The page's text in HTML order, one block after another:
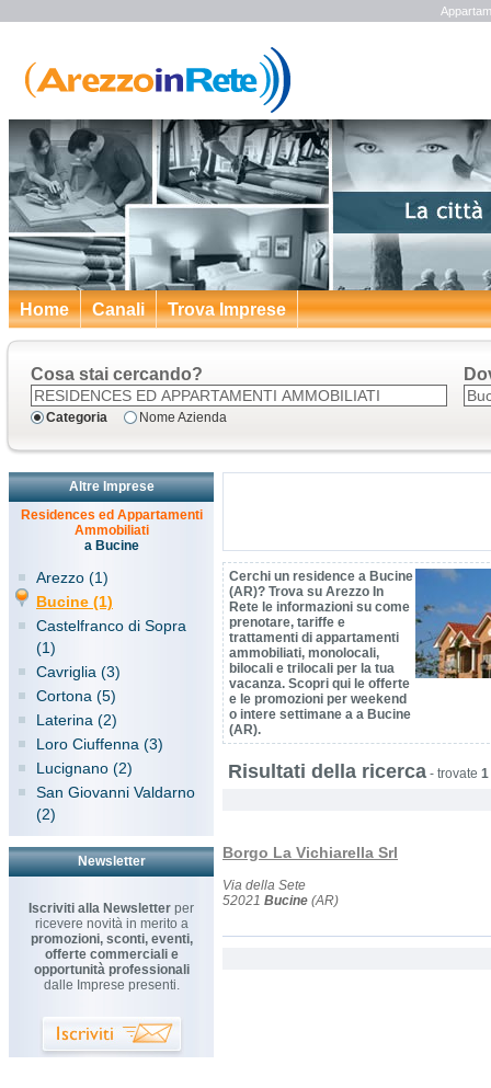
Home Canali Trova Imprese
Cosa stai cercando?
Categoria Nome Azienda
Altre Imprese
Residences ed Appartamenti
Ammobiliati
a Bucine
Arezzo (1)
Bucine (1)
Castelfranco di Sopra
(1)
Cavriglia (3)
Cortona (5)
Laterina (2)
Loro Ciuffenna (3)
Lucignano (2)
San Giovanni Valdarno
(2)
Newsletter
Iscriviti alla Newsletter per
ricevere novità in merito a
promozioni, sconti, eventi,
offerte commerciali e
opportunità professionali
dalle Imprese presenti.
Cerchi un residence a Bucine
(AR)? Trova su Arezzo In
Rete le informazioni su come
prenotare, tariffe e
trattamenti di appartamenti
ammobiliati, monolocali,
bilocali e trilocali per la tua
vacanza. Scopri qui le offerte
e le promozioni per weekend
o intere settimane a a Bucine
(AR).
Risultati della ricerca - trovate 1
Borgo La Vichiarella Srl
Via della Sete
52021 Bucine (AR)